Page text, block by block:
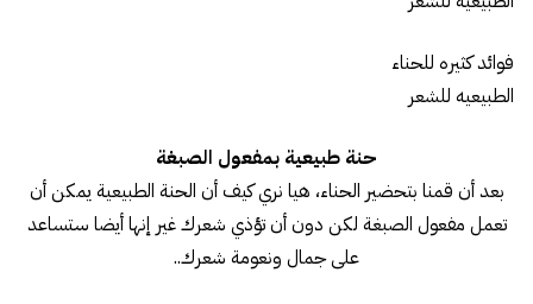
فوائد كثيره للحناء
الطبيعيه للشعر
حنة طبيعية بمفعول الصبغة
بعد أن قمنا بتحضير الحناء، هيا نري كيف أن الحنة الطبيعية يمكن أن
تعمل مفعول الصبغة لكن دون أن تؤذي شعرك غير إنها أيضا ستساعد
على جمال ونعومة شعرك..